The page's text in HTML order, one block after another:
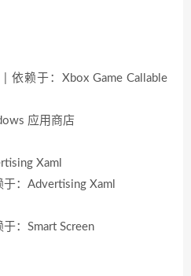
依赖于：Xbox Game Callable
应用商店
Xaml
：Advertising Xaml
：Smart Screen